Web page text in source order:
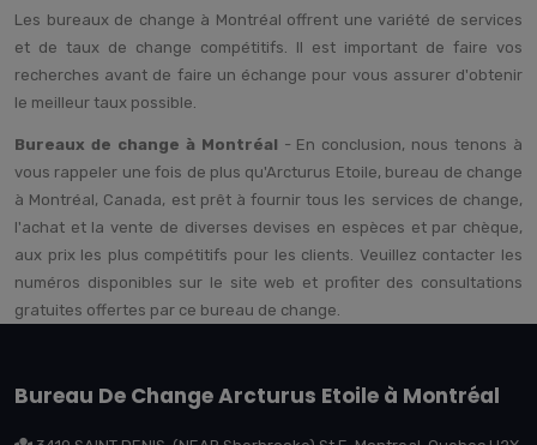
Les bureaux de change à Montréal offrent une variété de services
et de taux de change compétitifs. Il est important de faire vos
recherches avant de faire un échange pour vous assurer d'obtenir
le meilleur taux possible.
Bureaux de change à Montréal - En conclusion, nous tenons à
vous rappeler une fois de plus qu'Arcturus Etoile, bureau de change
à Montréal, Canada, est prêt à fournir tous les services de change,
l'achat et la vente de diverses devises en espèces et par chèque,
aux prix les plus compétitifs pour les clients. Veuillez contacter les
numéros disponibles sur le site web et profiter des consultations
gratuites offertes par ce bureau de change.
Bureau De Change Arcturus Etoile à Montréal